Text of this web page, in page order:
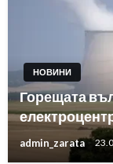
НОВИНИ
Горещата
admin_zarata